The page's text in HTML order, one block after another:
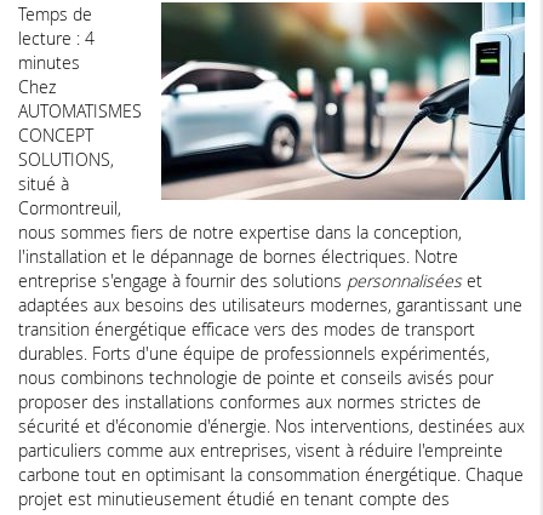
Temps de
lecture : 4
minutes
Chez
AUTOMATISMES
CONCEPT
SOLUTIONS,
situé à
Cormontreuil,
nous sommes fiers de notre expertise dans la conception,
l'installation et le dépannage de bornes électriques. Notre
entreprise s'engage à fournir des solutions personnaliséeset
adaptées aux besoins des utilisateurs modernes, garantissant une
transition énergétique efficace vers des modes de transport
durables. Forts d'une équipe de professionnels expérimentés,
nous combinons technologie de pointe et conseils avisés pour
proposer des installations conformes aux normes strictes de
sécurité et d'économie d'énergie. Nos interventions, destinées aux
particuliers comme aux entreprises, visent à réduire l'empreinte
carbone tout en optimisant la consommation énergétique. Chaque
projet est minutieusement étudié en tenant compte des